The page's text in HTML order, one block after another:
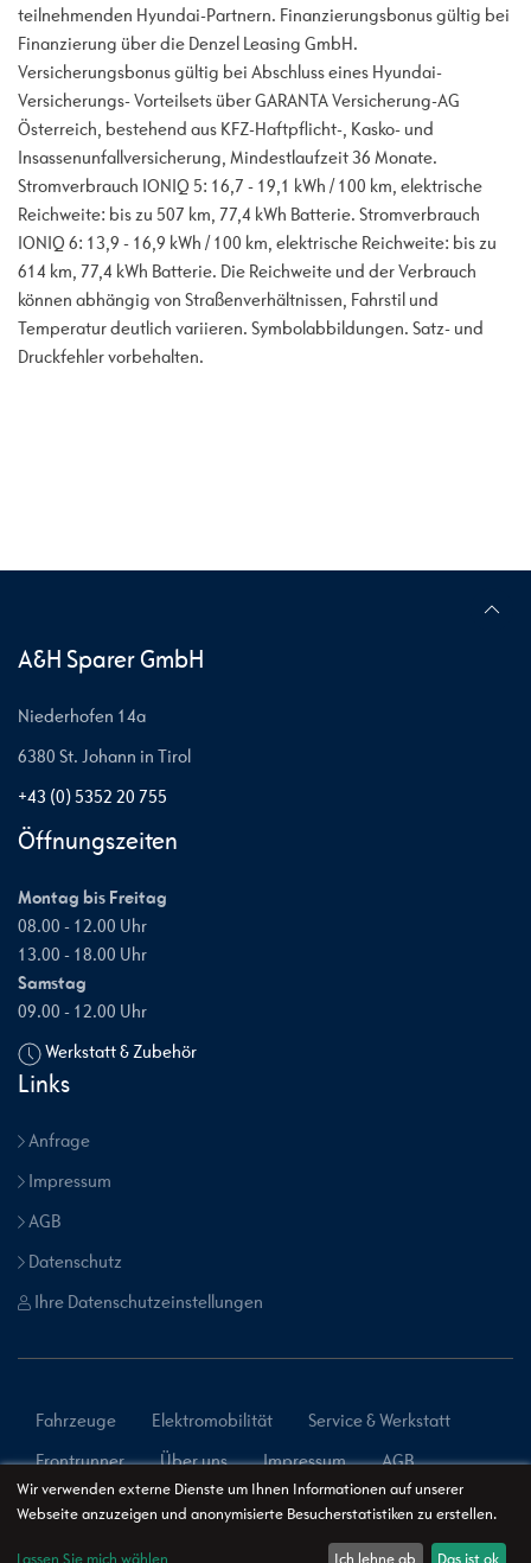
teilnehmenden Hyundai-Partnern. Finanzierungsbonus gültig bei
Finanzierung über die Denzel Leasing GmbH.
Versicherungsbonus gültig bei Abschluss eines Hyundai-
Versicherungs- Vorteilsets über GARANTA Versicherung-AG
Österreich, bestehend aus KFZ-Haftpflicht-, Kasko- und
Insassenunfallversicherung, Mindestlaufzeit 36 Monate.
Stromverbrauch IONIQ 5: 16,7 - 19,1 kWh / 100 km, elektrische
Reichweite: bis zu 507 km, 77,4 kWh Batterie. Stromverbrauch
IONIQ 6: 13,9 - 16,9 kWh / 100 km, elektrische Reichweite: bis zu
614 km, 77,4 kWh Batterie. Die Reichweite und der Verbrauch
können abhängig von Straßenverhältnissen, Fahrstil und
Temperatur deutlich variieren. Symbolabbildungen. Satz- und
Druckfehler vorbehalten.
A&H Sparer GmbH
Niederhofen 14a
6380 St. Johann in Tirol
+43 (0) 5352 20 755
Öffnungszeiten
Montag bis Freitag
08.00 - 12.00 Uhr
13.00 - 18.00 Uhr
Samstag
09.00 - 12.00 Uhr
Werkstatt & Zubehör
Links
Anfrage
Impressum
AGB
Datenschutz
Ihre Datenschutzeinstellungen
Fahrzeuge Elektromobilität
Service & Werkstatt
Frontrunner
Über uns Impressum
AGB
Datenschutz
Wir verwenden externe Dienste um Ihnen Informationen auf unserer
Webseite anzuzeigen und anonymisierte Besucherstatistiken zu erstellen.